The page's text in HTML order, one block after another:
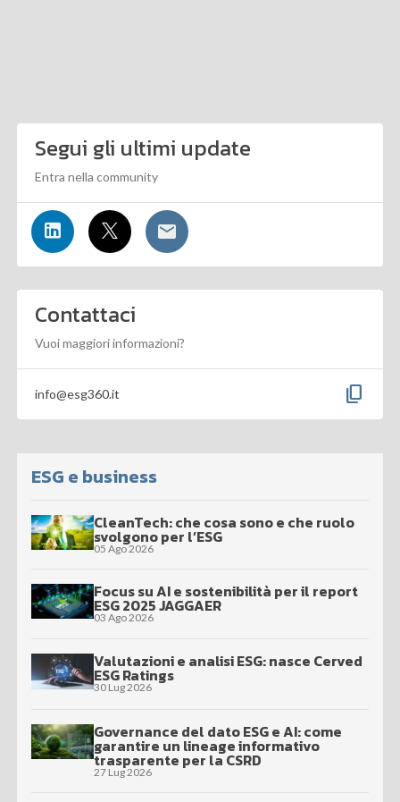
Segui gli ultimi update
Entra nella community
Contattaci
Vuoi maggiori informazioni?
info@esg360.it content_copy
ESG e business
CleanTech: che cosa sono e che ruolo
svolgono per l’ESG
05 Ago 2026
Focus su AI e sostenibilità per il report
ESG 2025 JAGGAER
03 Ago 2026
Valutazioni e analisi ESG: nasce Cerved
ESG Ratings
30 Lug 2026
Governance del dato ESG e AI: come
garantire un lineage informativo
trasparente per la CSRD
27 Lug 2026